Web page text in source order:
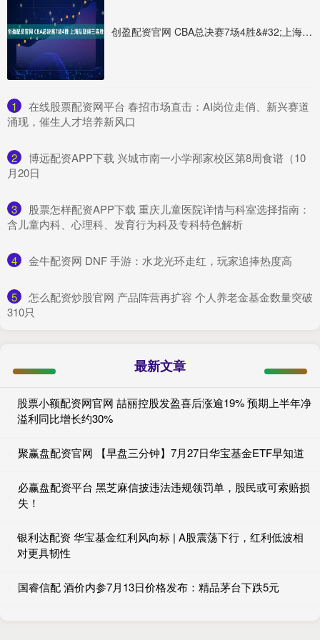
创盈配资官网 CBA总决赛7场4胜&#32;上海队取得三连胜
1
​在线股票配资网平台 春招市场直击：AI岗位走俏、新兴赛道
涌现，催生人才培养新风口
2
​博远配资APP下载 兴城市南一小学邴家校区第8周食谱（10
月20日
3
​股票怎样配资APP下载 重庆儿童医院详情与科室选择指南：
含儿童内科、心理科、发育行为科及专科特色解析
4 ​金牛配资网 DNF 手游：水龙光环走红，玩家追捧热度高
5
​怎么配资炒股官网 产品阵营再扩容 个人养老金基金数量突破
310只
最新文章
股票小额配资网官网 喆丽控股发盈喜后涨逾19% 预期上半年净
溢利同比增长约30%
聚赢盘配资官网 【早盘三分钟】7月27日华宝基金ETF早知道
必赢盘配资平台 黑芝麻信披违法违规领罚单，股民或可索赔损
失！
银利达配资 华宝基金红利风向标 | A股震荡下行，红利低波相
对更具韧性
国睿信配 酒价内参7月13日价格发布：精品茅台下跌5元